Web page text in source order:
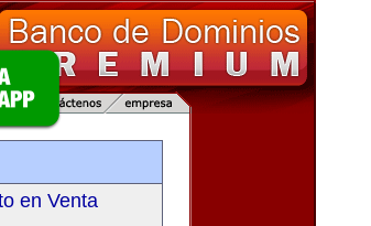
en Venta